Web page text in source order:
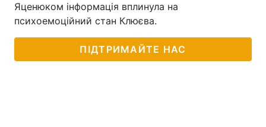
Яценюком інформація вплинула на
психоемоційний стан Клюєва.
ПІДТРИМАЙТЕ НАС